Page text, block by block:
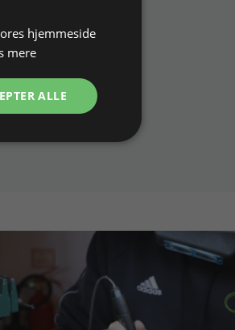
hjemmeside
mere
ALLE